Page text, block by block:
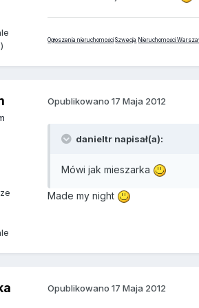
:)
Ogłoszenia nieruchomości Szwecja Nieruchomości
Opublikowano17 Maja 2012
danieltr napisał(a):
Mówi jak mieszarka
Made my night
Opublikowano17 Maja 2012